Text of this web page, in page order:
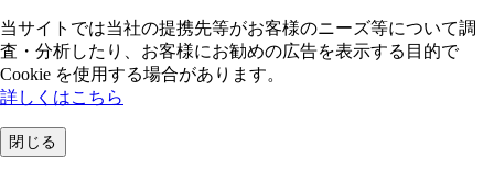
当サイトでは当社の提携先等がお客様のニーズ等について調
査・分析したり、お客様にお勧めの広告を表⽰する⽬的で
Cookie を使⽤する場合があります。
詳しくはこちら
閉じる